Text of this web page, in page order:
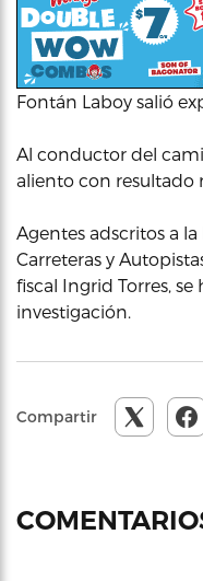
Fontán Laboy salió
Al conductor del
aliento con resultado
Agentes adscritos a
Carreteras y
fiscal Ingrid Torres,
investigación.
Compartir